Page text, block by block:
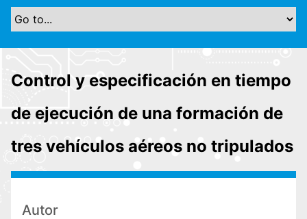
n
Control y especificación en tiempo
de ejecución de una formación de
tres vehículos aéreos no tripulados
Autor